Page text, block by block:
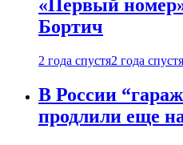
«Первый
Бортич
2 года спустя2 года спустя
В России
продлили еще